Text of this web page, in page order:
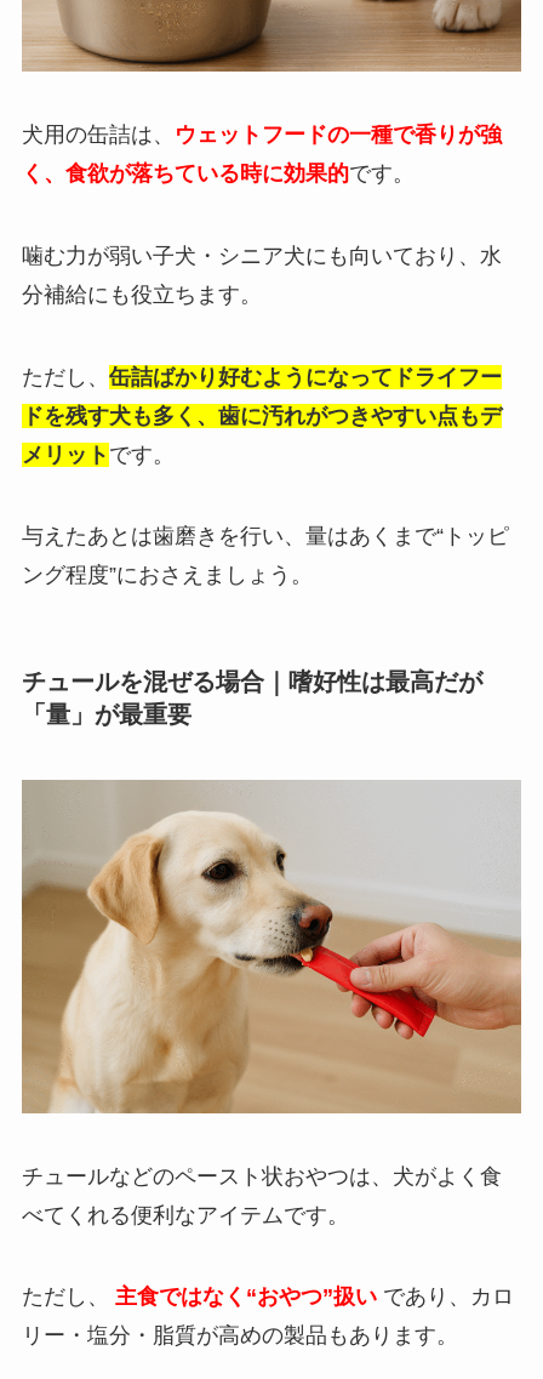
犬用の缶詰は、
ウェットフードの一種で香りが強
く、食欲が落ちている時に効果的です。
噛む力が弱い子犬・シニア犬にも向いており、水
分補給にも役立ちます。
ただし、 缶詰ばかり好むようになってドライフー
ドを残す犬も多く、歯に汚れがつきやすい点もデ
メリット です。
与えたあとは歯磨きを行い、量はあくまで“トッピ
ング程度”におさえましょう。
チュールを混ぜる場合｜嗜好性は最高だが
「量」が最重要
チュールなどのペースト状おやつは、犬がよく食
べてくれる便利なアイテムです。
ただし、 主食ではなく“おやつ”扱いであり、カロ
リー・塩分・脂質が高めの製品もあります。